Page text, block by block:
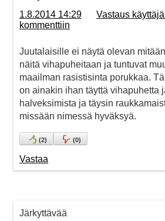
1.8.2014 14:29
Vastaus
kommenttiin
Juutalaisille ei näytä olevan
näitä vihapuheitaan ja tuntuvat
maailman rasistisinta porukkaa.
on ainakin ihan täyttä vihapuhetta
halveksimista ja täysin
missään nimessä hyväksyä.
(2) (0)
Vastaa
Järkyttävää